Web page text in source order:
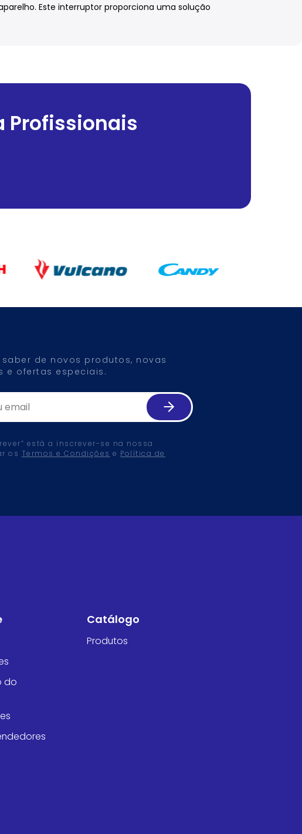
Este interruptor proporciona uma solução
Profissionais
de novos produtos, novas
e ofertas especiais.
está a inscrever-se na nossa
os Termos e Condições e Política de
do
Catálogo
Produtos